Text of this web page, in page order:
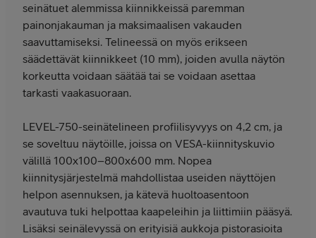
seinätuet alemmissa kiinnikkeissä paremman
painonjakauman ja maksimaalisen vakauden
saavuttamiseksi. Telineessä on myös erikseen
säädettävät kiinnikkeet (10 mm), joiden avulla näytön
korkeutta voidaan säätää tai se voidaan asettaa
tarkasti vaakasuoraan.
LEVEL-750-seinätelineen profiilisyvyys on 4,2 cm, ja
se soveltuu näytöille, joissa on VESA-kiinnityskuvio
välillä 100x100–800x600 mm. Nopea
kiinnitysjärjestelmä mahdollistaa useiden näyttöjen
helpon asennuksen, ja kätevä huoltoasentoon
avautuva tuki helpottaa kaapeleihin ja liittimiin pääsyä.
Lisäksi seinälevyssä on erityisiä aukkoja pistorasioita